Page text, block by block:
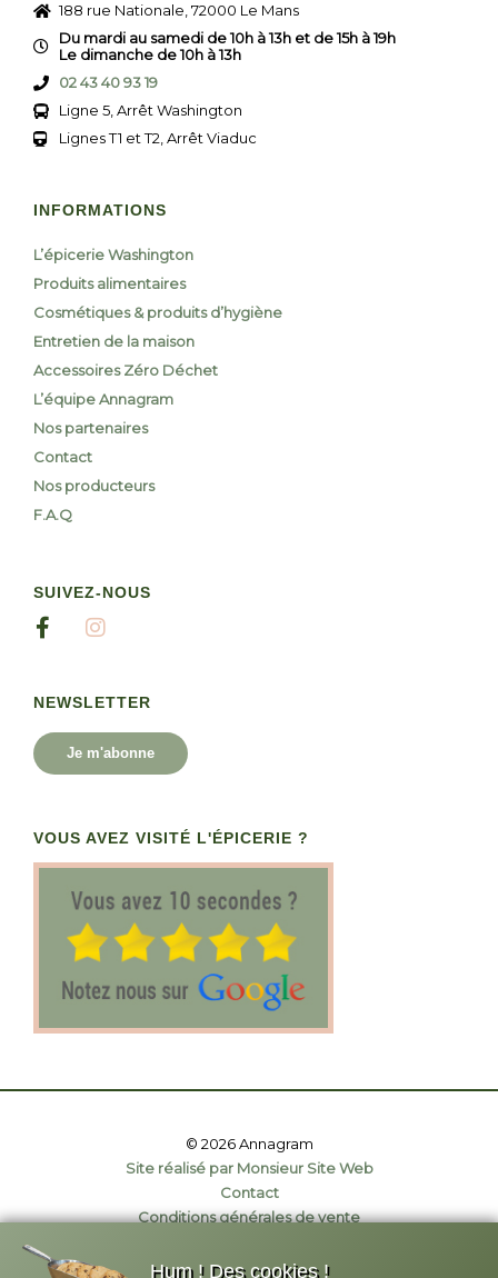
188 rue Nationale, 72000 Le Mans
Du mardi au samedi de 10h à 13h et de 15h à 19h
Le dimanche de 10h à 13h
02 43 40 93 19
Ligne 5, Arrêt Washington
Lignes T1 et T2, Arrêt Viaduc
INFORMATIONS
L’épicerie Washington
Produits alimentaires
Cosmétiques & produits d’hygiène
Entretien de la maison
Accessoires Zéro Déchet
L’équipe Annagram
Nos partenaires
Contact
Nos producteurs
F.A.Q
SUIVEZ-NOUS
NEWSLETTER
Je m'abonne
VOUS AVEZ VISITÉ L'ÉPICERIE ?
© 2026 Annagram
Site réalisé par Monsieur Site Web
Contact
Conditions générales de vente
Mentions légales
Hum ! Des cookies !